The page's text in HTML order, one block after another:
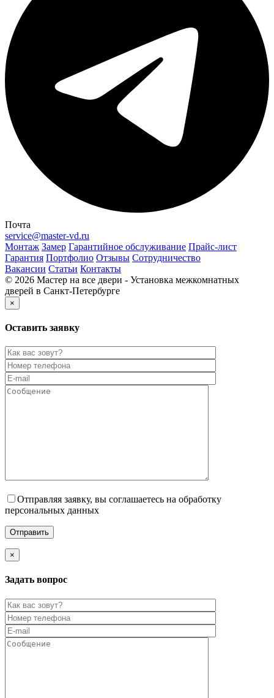
Почта
service@master-vd.ru
Монтаж Замер Гарантийное обслуживание Прайс-лист
Гарантия Портфолио Отзывы Сотрудничество
Вакансии Статьи Контакты
© 2026 Мастер на все двери - Установка межкомнатных
дверей в Санкт-Петербурге
×
Оставить заявку
Отправляя заявку, вы соглашаетесь на обработку
персональных данных
×
Задать вопрос